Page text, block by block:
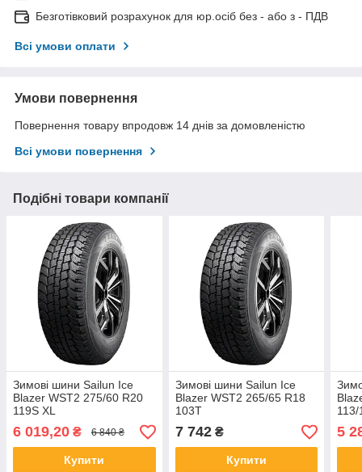
Безготівковий розрахунок для юр.осіб без - або з - ПДВ
Всі умови оплати
Умови повернення
Повернення товару впродовж 14 днів за домовленістю
Всі умови повернення
Подібні товари компанії
Зимові шини Sailun Ice
Blazer WST2 275/60 R20
119S XL
6 019,20 ₴ 6 840 ₴
Купити
Зимові шини Sailun Ice
Blazer WST2 265/65 R18
103T
7 742₴
Купити
5